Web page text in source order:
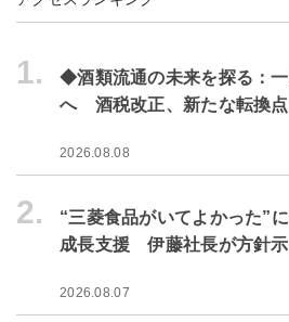
1.
◆酒類流通の未来を探る：
へ 酒税改正、新たな転換
2026.08.08
2.
“三菱食品がいてよかった”
成長支援 伊藤社長が方針
2026.08.07